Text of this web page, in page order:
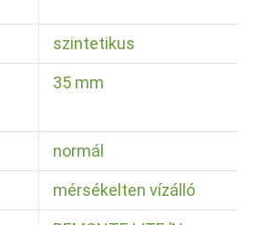
szintetikus
35 mm
normál
mérsékelten vízálló